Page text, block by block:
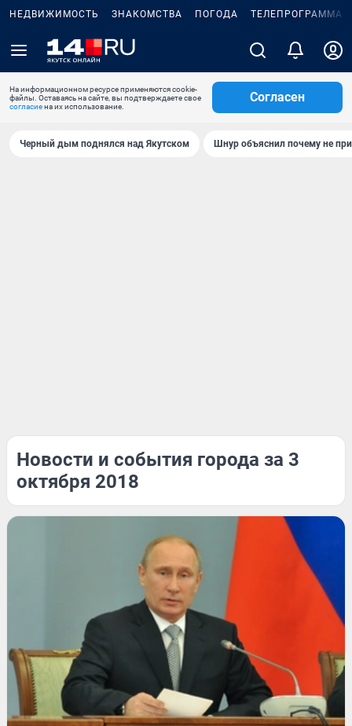
НЕДВИЖИМОСТЬ ЗНАКОМСТВА ПОГОДА ТЕЛЕПРОГРАММА
На информационном ресурсе применяются cookie-
файлы. Оставаясь на сайте, вы подтверждаете свое
согласиена их использование.
Согласен
Черный дым поднялся над Якутском Шнур объяснил почему не
Новости и события города за 3
октября 2018